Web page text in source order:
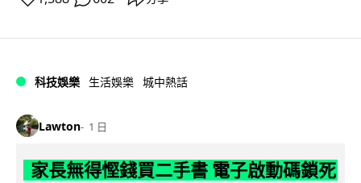
科技娛樂 生活娛樂 城中熱話
Lawton 1 日
家長無得慳錢買二手書 電子啟動碼鎖死